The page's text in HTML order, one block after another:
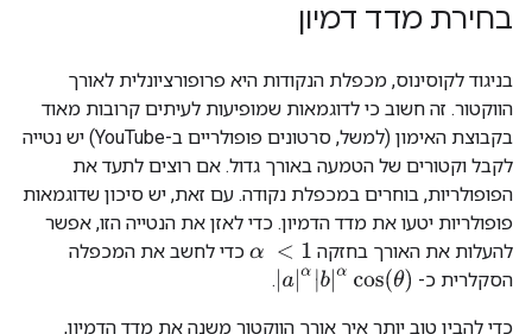
בחירת מדד דמיון
בניגוד לקוסינוס, מכפלת הנקודות היא פרופורציונלית לאורך
הווקטור. זה חשוב כי לדוגמאות שמופיעות לעיתים קרובות מאוד
בקבוצת האימון (למשל, סרטונים פופולריים ב-YouTube) יש נטייה
לקבל וקטורים של הטמעה באורך גדול. אם רוצים לתעד את
הפופולריות, בוחרים במכפלת נקודה. עם זאת, יש סיכון שדוגמאות
פופולריות יטעו את מדד הדמיון. כדי לאזן את הנטייה הזו, אפשר
להעלות את האורך בחזקה
α 1
כדי לחשב את המכפלה
הסקלרית כ-
a| α| b|αcos(θ)
.
כדי להבין טוב יותר איך אורך הווקטור משנה את מדד הדמיון,